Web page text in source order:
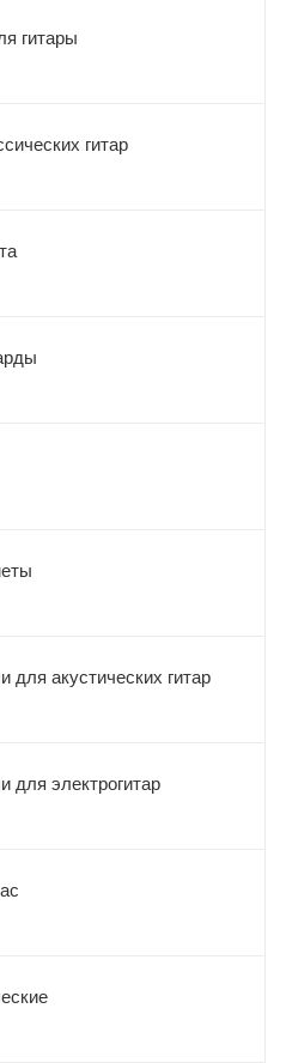
гитары
гитар
для акустических гитар
для электрогитар